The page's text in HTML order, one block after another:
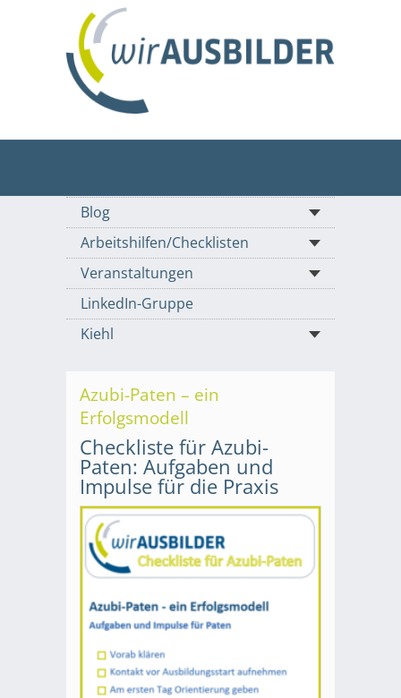
Blog
Arbeitshilfen/Checklisten
Veranstaltungen
LinkedIn-Gruppe
Kiehl
Azubi-Paten – ein
Erfolgsmodell
Checkliste für Azubi-
Paten: Aufgaben und
Impulse für die Praxis